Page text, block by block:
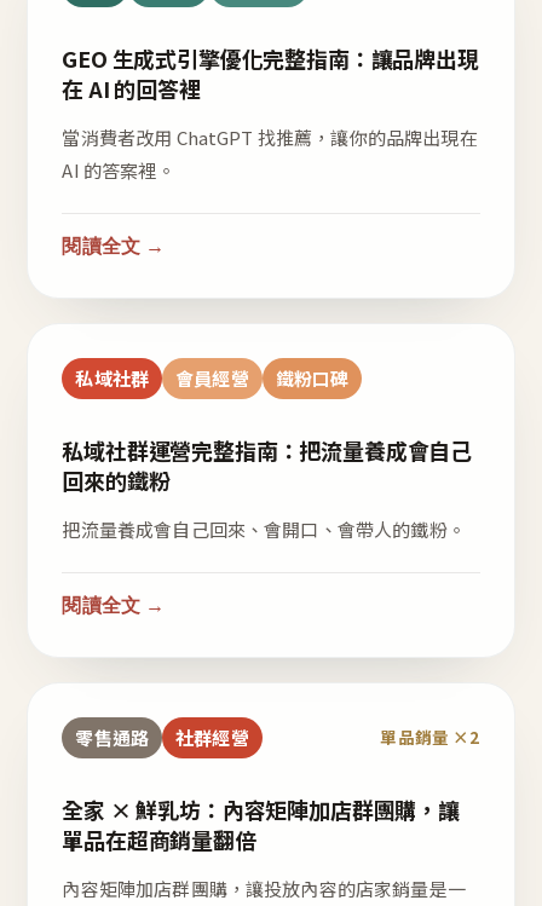
GEO 生成式引擎優化完整指南：讓品牌出現
在 AI 的回答裡
當消費者改用 ChatGPT 找推薦，讓你的品牌出現在
AI 的答案裡。
閱讀全文 →
私域社群 會員經營 鐵粉口碑
私域社群運營完整指南：把流量養成會自己
回來的鐵粉
把流量養成會自己回來、會開口、會帶人的鐵粉。
閱讀全文 →
零售通路 社群經營 單品銷量 ×2
全家 × 鮮乳坊：內容矩陣加店群團購，讓
單品在超商銷量翻倍
內容矩陣加店群團購，讓投放內容的店家銷量是一